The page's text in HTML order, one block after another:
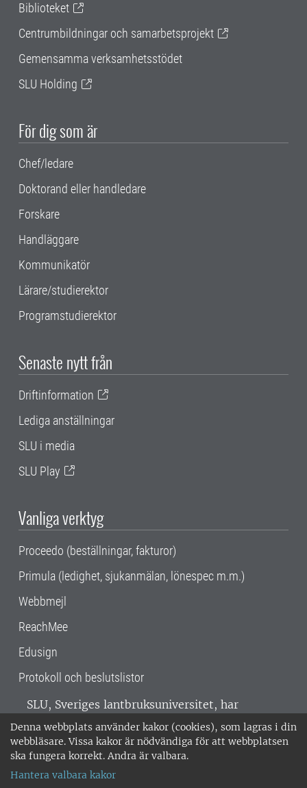
Denna webbplats använder kakor (cookies), som lagras i din
webbläsare. Vissa kakor är nödvändiga för att webbplatsen
ska fungera korrekt. Andra är valbara.
Hantera valbara kakor
Biblioteket
Centrumbildningar och samarbetsprojekt
Gemensamma verksamhetsstödet
SLU Holding
För dig som är
Chef/ledare
Doktorand eller handledare
Forskare
Handläggare
Kommunikatör
Lärare/studierektor
Programstudierektor
Senaste nytt från
Driftinformation
Lediga anställningar
SLU i media
SLU Play
Vanliga verktyg
Proceedo (beställningar, fakturor)
Primula (ledighet, sjukanmälan, lönespec m.m.)
Webbmejl
ReachMee
Edusign
Protokoll och beslutslistor
SLU, Sveriges lantbruksuniversitet, har
verksamhet över hela Sverige. Huvudorter är
Alnarp, Uppsala och Umeå.SLU är
miljöcertifierat enligt ISO 14001. •
018-67 10 00 • Org nr: 202100-2817 •